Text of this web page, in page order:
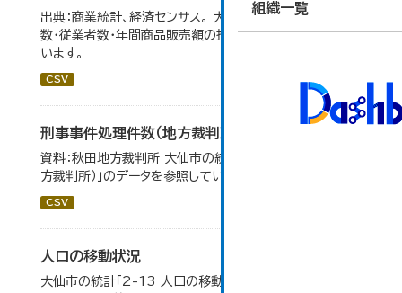
組織一覧
出典：商業統計、経済センサス。 大仙市の統計「6-1 商店
数・従業者数・年間商品販売額の推移」のデータを参照して
います。
CSV
刑事事件処理件数（地方裁判所）
資料：秋田地方裁判所 大仙市の統計「12-17刑事事件（地
方裁判所）」のデータを参照しています。
CSV
人口の移動状況
大仙市の統計「2-13 人口の移動状況」のデータを参照し